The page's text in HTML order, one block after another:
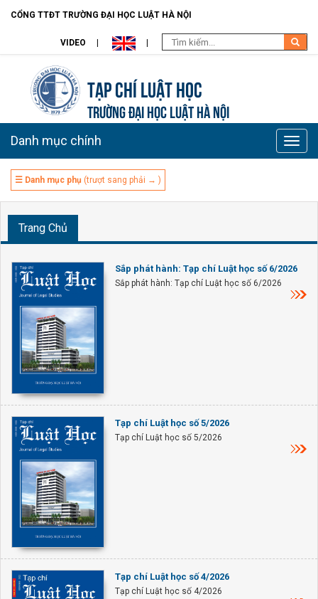
CỔNG TTĐT TRƯỜNG ĐẠI HỌC LUẬT HÀ NỘI
VIDEO
Tạp chí Luật học
TRƯỜNG ĐẠI HỌC LUẬT HÀ NỘI
Toggle
Danh mục chính
☰ Danh mục phụ (trượt sang phải → )
Trang Chủ
Sắp phát hành: Tạp chí Luật học số 6/2026
Sắp phát hành: Tạp chí Luật học số 6/2026
Tạp chí Luật học số 5/2026
Tạp chí Luật học số 5/2026
Tạp chí Luật học số 4/2026
Tạp chí Luật học số 4/2026